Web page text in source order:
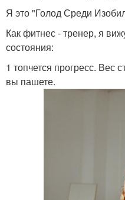
Я это "Голод Среди
Как фитнес - тренер, я
состояния:
1 топчется прогресс. Вес
вы пашете.